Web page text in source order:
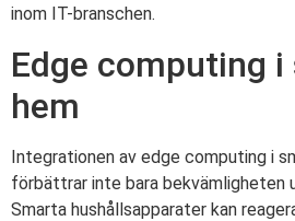
inom IT-branschen.
Edge computing
hem
Integrationen av edge computing i
förbättrar inte bara bekvämligheten
Smarta hushållsapparater kan